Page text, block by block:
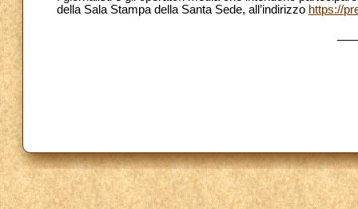
della Sala Stampa della Santa Sede, all’indirizzo https://